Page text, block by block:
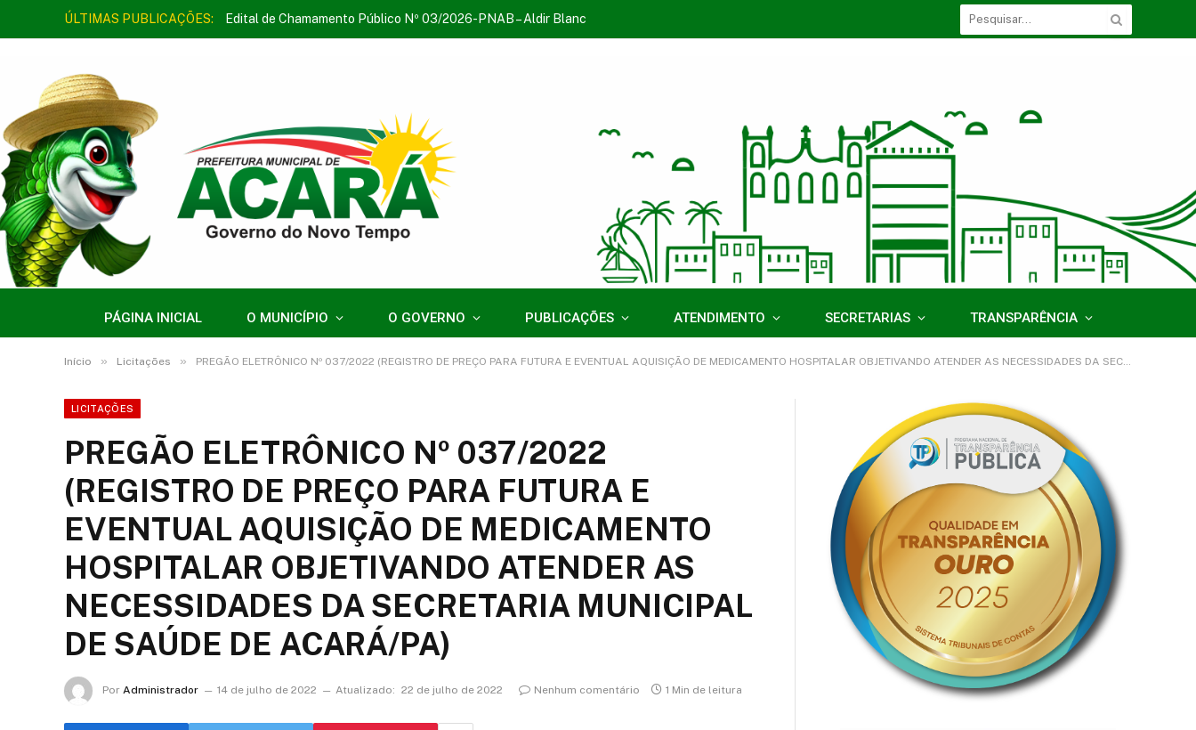
ÚLTIMAS PUBLICAÇÕES: Edital de Chamamento Público Nº 03/2026-PNAB – Aldir Blanc
PÁGINA INICIAL O MUNICÍPIO O GOVERNO PUBLICAÇÕES ATENDIMENTO SECRETARIAS TRANSPARÊNCIA
Início » Licitações » PREGÃO ELETRÔNICO Nº 037/2022 (REGISTRO DE PREÇO PARA FUTURA E EVENTUAL AQUISIÇÃO DE MEDICAMENTO HOSPITALAR OBJETIVANDO ATENDER AS NECESSIDADES DA SECRETARIA MUNICIPAL DE SAÚDE DE ACARÁ/PA)
LICITAÇÕES
PREGÃO ELETRÔNICO Nº 037/2022
(REGISTRO DE PREÇO PARA FUTURA E
EVENTUAL AQUISIÇÃO DE MEDICAMENTO
HOSPITALAR OBJETIVANDO ATENDER AS
NECESSIDADES DA SECRETARIA MUNICIPAL
DE SAÚDE DE ACARÁ/PA)
Por Administrador 14 de julho de 2022 Atualizado: 22 de julho de 2022 Nenhum comentário 1 Min de leitura